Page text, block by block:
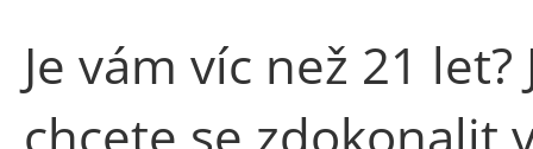
Je vám víc než 21
chcete se zdokonalit